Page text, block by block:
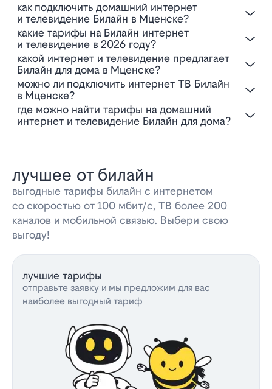
Как подключить домашний интернет
и телевидение Билайн в Мценске?
Какие тарифы на Билайн интернет
и телевидение в 2026 году?
Какой интернет и телевидение предлагает
Билайн для дома в Мценске?
Можно ли подключить интернет ТВ Билайн
в Мценске?
Где можно найти тарифы на домашний
интернет и телевидение Билайн для дома?
лучшее от билайн
выгодные тарифы билайн с интернетом
со скоростью от 100 мбит/с, ТВ более 200
каналов и мобильной связью. Выбери свою
выгоду!
лучшие тарифы
отправьте заявку и мы предложим для вас
наиболее выгодный тариф